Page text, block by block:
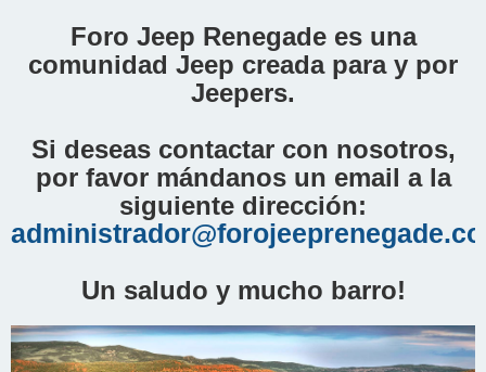
Foro Jeep Renegade es una
comunidad Jeep creada para y por
Jeepers.
Si deseas contactar con nosotros,
por favor mándanos un email a la
siguiente dirección:
Un saludo y mucho barro!